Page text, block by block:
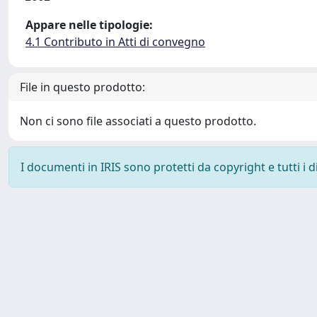
Appare nelle tipologie:
4.1 Contributo in Atti di convegno
File in questo prodotto:
Non ci sono file associati a questo prodotto.
I documenti in IRIS sono protetti da copyright e tutti i